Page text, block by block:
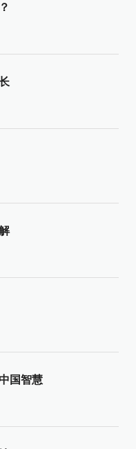
国智慧